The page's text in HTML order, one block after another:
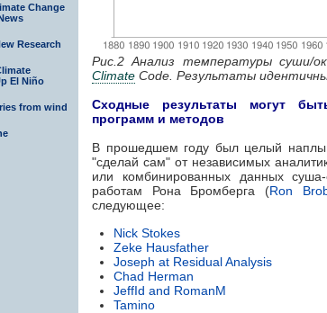
Change
Research
El Niño
from wind
Рис.2 Анализ температуры суши/
Climate Code. Результаты
Сходные результаты могут
программ и методов
В прошедшем году был целый
"сделай сам" от независимых
или комбинированных данных
работам Рона Бромберга (Ron
следующее:
Nick Stokes
Zeke Hausfather
Joseph at Residual Analysis
Chad Herman
JeffId and RomanM
Tamino